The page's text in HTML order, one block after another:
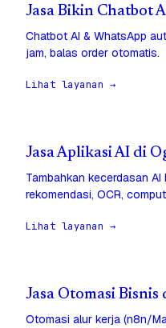
Jasa Bikin Chatbot
Chatbot AI & WhatsApp
jam, balas order otomatis.
Lihat layanan →
Jasa Aplikasi AI di
Tambahkan kecerdasan
rekomendasi, OCR,
Lihat layanan →
Jasa Otomasi
Otomasi alur kerja (n8n/